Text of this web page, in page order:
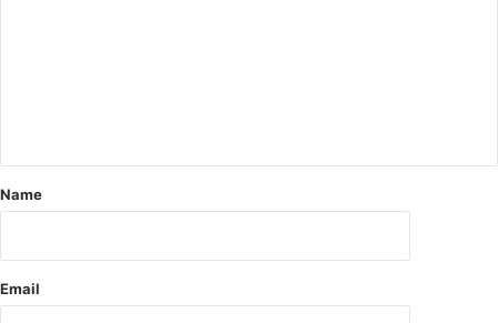
ध
खें
व
र्सि
हिं
स
क
Name
Email